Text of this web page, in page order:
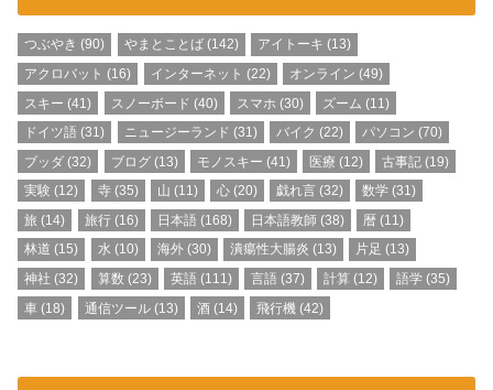
つぶやき (90) やまとことば(142) アイトーキ (13)
アクロバット (16) インターネット (22) オンライン (49)
スキー (41) スノーボード (40) スマホ (30) ズーム (11)
ドイツ語 (31) ニュージーランド (31) バイク (22) パソコン (70)
ブッダ (32) ブログ(13) モノスキー (41) 医療 (12) 古事記 (19)
実験 (12) 寺(35) 山 (11) 心 (20) 戯れ言 (32) 数学 (31)
旅 (14) 旅行(16) 日本語 (168) 日本語教師 (38) 暦 (11)
林道 (15) 水 (10) 海外(30) 潰瘍性大腸炎 (13) 片足 (13)
神社 (32) 算数 (23) 英語 (111) 言語 (37) 計算 (12) 語学 (35)
車 (18) 通信ツール(13) 酒(14) 飛行機 (42)